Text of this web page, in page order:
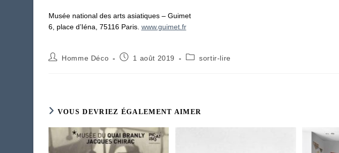
Musée national des arts asiatiques – Guimet
6, place d’Iéna, 75116 Paris. www.guimet.fr
Auteur/autrice
Homme Déco
Publication
1 août 2019
Postsortir-lire
VOUS DEVRIEZ ÉGALEMENT AIMER